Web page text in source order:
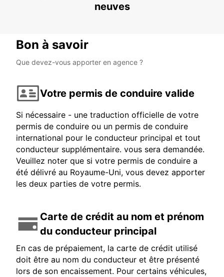
neuves
Bon à savoir
Que devez-vous apporter en agence ?
Votre permis de conduire valide
Si nécessaire - une traduction officielle de votre
permis de conduire ou un permis de conduire
international pour le conducteur principal et tout
conducteur supplémentaire. vous sera demandée.
Veuillez noter que si votre permis de conduire a
été délivré au Royaume-Uni, vous devez apporter
les deux parties de votre permis.
Carte de crédit au nom et prénom
du conducteur principal
En cas de prépaiement, la carte de crédit utilisé
doit être au nom du conducteur et être présenté
lors de son encaissement. Pour certains véhicules,